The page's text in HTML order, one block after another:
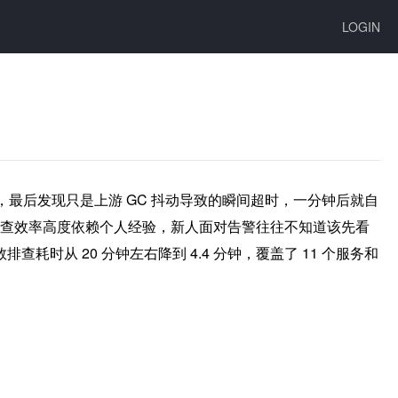
LOGIN
后发现只是上游 GC 抖动导致的瞬间超时，一分钟后就自
效率高度依赖个人经验，新人面对告警往往不知道该先看
查耗时从 20 分钟左右降到 4.4 分钟，覆盖了 11 个服务和